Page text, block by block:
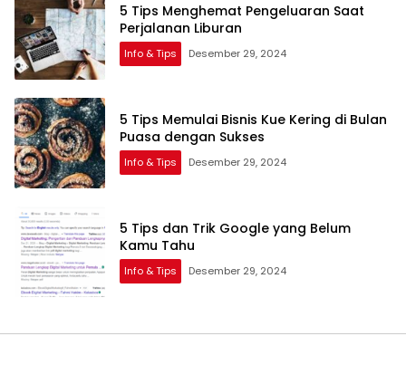
5 Tips Menghemat Pengeluaran Saat
Perjalanan Liburan
Info & Tips Desember 29, 2024
5 Tips Memulai Bisnis Kue Kering di Bulan
Puasa dengan Sukses
Info & Tips Desember 29, 2024
5 Tips dan Trik Google yang Belum
Kamu Tahu
Info & Tips Desember 29, 2024